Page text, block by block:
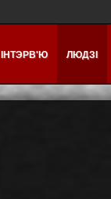
ІНТЭРВ'Ю ЛЮДЗІ